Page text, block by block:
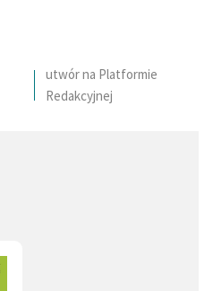
utwór na Platformie
Redakcyjnej